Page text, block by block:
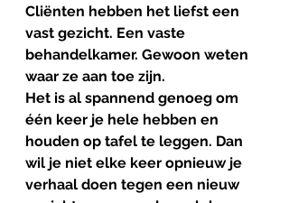
Cliënten hebben het liefst een
vast gezicht. Een vaste
behandelkamer. Gewoon weten
waar ze aan toe zijn.
Het is al spannend genoeg om
één keer je hele hebben en
houden op tafel te leggen. Dan
wil je niet elke keer opnieuw je
verhaal doen tegen een nieuw